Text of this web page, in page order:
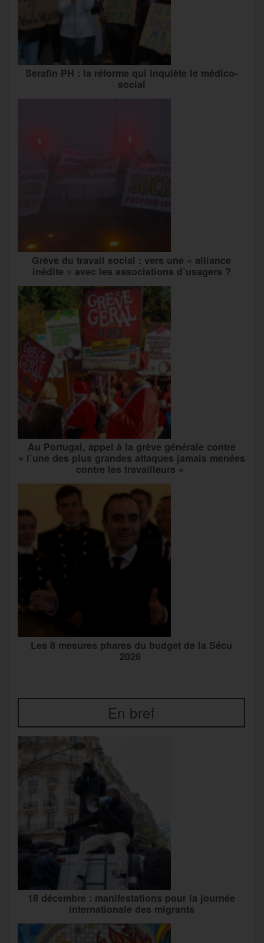
Serafin PH : la réforme qui inquiète le médico-
social
Grève du travail social : vers une « alliance
inédite » avec les associations d’usagers ?
Au Portugal, appel à la grève générale contre
« l’une des plus grandes attaques jamais menées
contre les travailleurs »
Les 8 mesures phares du budget de la Sécu
2026
En bref
18 décembre : manifestations pour la journée
internationale des migrants